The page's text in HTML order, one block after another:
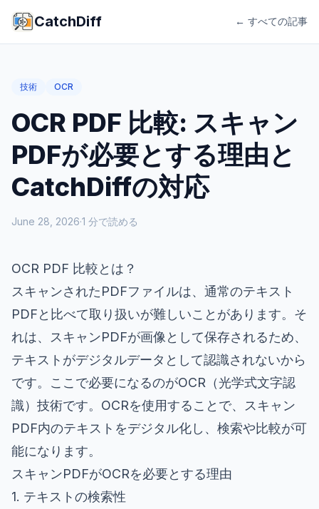
CatchDiff ← すべての記事
技術 OCR
OCR PDF 比較: スキャン
PDFが必要とする理由と
CatchDiffの対応
June 28, 2026·1 分で読める
OCR PDF 比較とは？
スキャンされたPDFファイルは、通常のテキスト
PDFと比べて取り扱いが難しいことがあります。そ
れは、スキャンPDFが画像として保存されるため、
テキストがデジタルデータとして認識されないから
です。ここで必要になるのがOCR（光学式文字認
識）技術です。OCRを使用することで、スキャン
PDF内のテキストをデジタル化し、検索や比較が可
能になります。
スキャンPDFがOCRを必要とする理由
1. テキストの検索性